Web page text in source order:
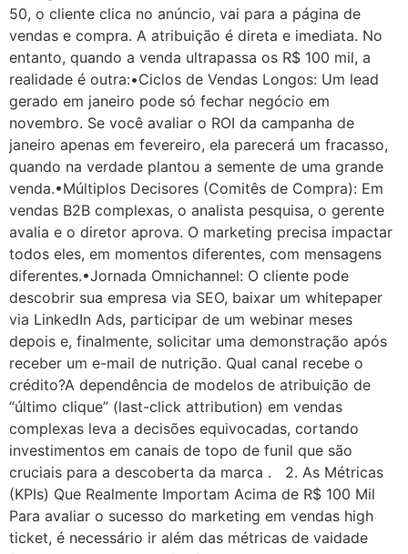
50, o cliente clica no anúncio, vai para a página de
vendas e compra. A atribuição é direta e imediata. No
entanto, quando a venda ultrapassa os R$ 100 mil, a
realidade é outra:•Ciclos de Vendas Longos: Um lead
gerado em janeiro pode só fechar negócio em
novembro. Se você avaliar o ROI da campanha de
janeiro apenas em fevereiro, ela parecerá um fracasso,
quando na verdade plantou a semente de uma grande
venda.•Múltiplos Decisores (Comitês de Compra): Em
vendas B2B complexas, o analista pesquisa, o gerente
avalia e o diretor aprova. O marketing precisa impactar
todos eles, em momentos diferentes, com mensagens
diferentes.•Jornada Omnichannel: O cliente pode
descobrir sua empresa via SEO, baixar um whitepaper
via LinkedIn Ads, participar de um webinar meses
depois e, finalmente, solicitar uma demonstração após
receber um e-mail de nutrição. Qual canal recebe o
crédito?A dependência de modelos de atribuição de
“último clique” (last-click attribution) em vendas
complexas leva a decisões equivocadas, cortando
investimentos em canais de topo de funil que são
cruciais para a descoberta da marca . 2. As Métricas
(KPIs) Que Realmente Importam Acima de R$ 100 Mil
Para avaliar o sucesso do marketing em vendas high
ticket, é necessário ir além das métricas de vaidade